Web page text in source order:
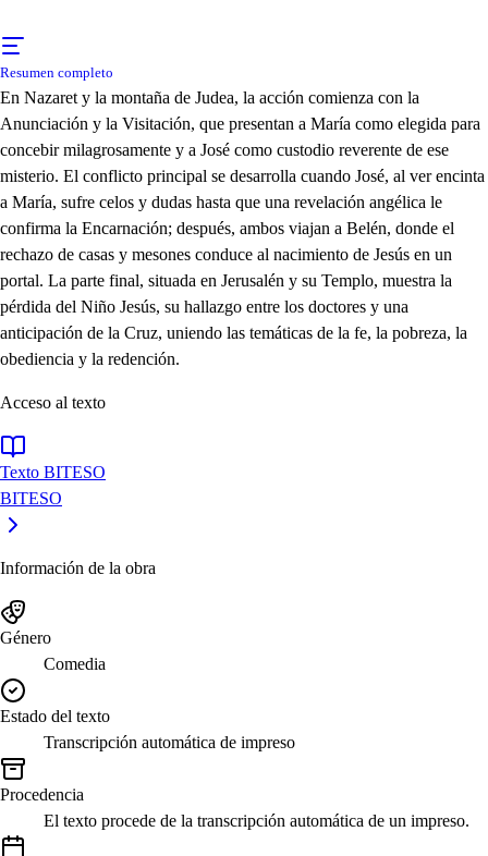
Resumen completo
En Nazaret y la montaña de Judea, la acción comienza con la
Anunciación y la Visitación, que presentan a María como elegida para
concebir milagrosamente y a José como custodio reverente de ese
misterio. El conflicto principal se desarrolla cuando José, al ver encinta
a María, sufre celos y dudas hasta que una revelación angélica le
confirma la Encarnación; después, ambos viajan a Belén, donde el
rechazo de casas y mesones conduce al nacimiento de Jesús en un
portal. La parte final, situada en Jerusalén y su Templo, muestra la
pérdida del Niño Jesús, su hallazgo entre los doctores y una
anticipación de la Cruz, uniendo las temáticas de la fe, la pobreza, la
obediencia y la redención.
Acceso al texto
Texto BITESO
BITESO
Información de la obra
Género
Comedia
Estado del texto
Transcripción automática de impreso
Procedencia
El texto procede de la transcripción automática de un impreso.